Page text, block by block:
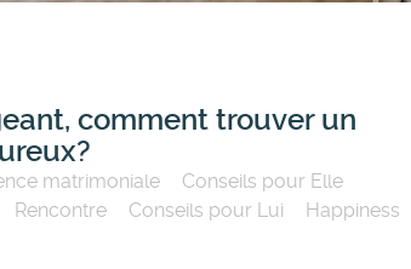
comment trouver un
matrimoniale
Conseils pour Elle
Rencontre Conseils pour Lui
Happiness